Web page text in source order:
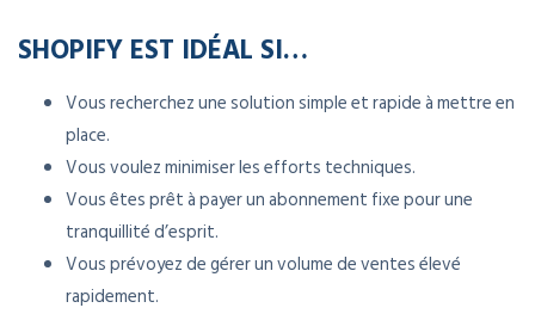
SHOPIFY EST IDÉAL SI…
Vous recherchez une solution simple et rapide à mettre en
place.
Vous voulez minimiser les efforts techniques.
Vous êtes prêt à payer un abonnement fixe pour une
tranquillité d’esprit.
Vous prévoyez de gérer un volume de ventes élevé
rapidement.